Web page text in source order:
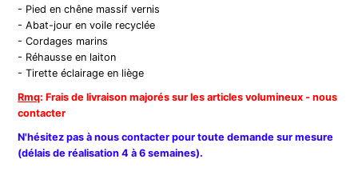
- Pied en chêne massif vernis
- Abat-jour en voile recyclée
- Cordages marins
- Réhausse en laiton
- Tirette éclairage en liège
Rmq: Frais de livraison majorés sur les articles volumineux - nous
contacter
N'hésitez pas à nous contacter pour toute demande sur mesure
(délais de réalisation 4 à 6 semaines).